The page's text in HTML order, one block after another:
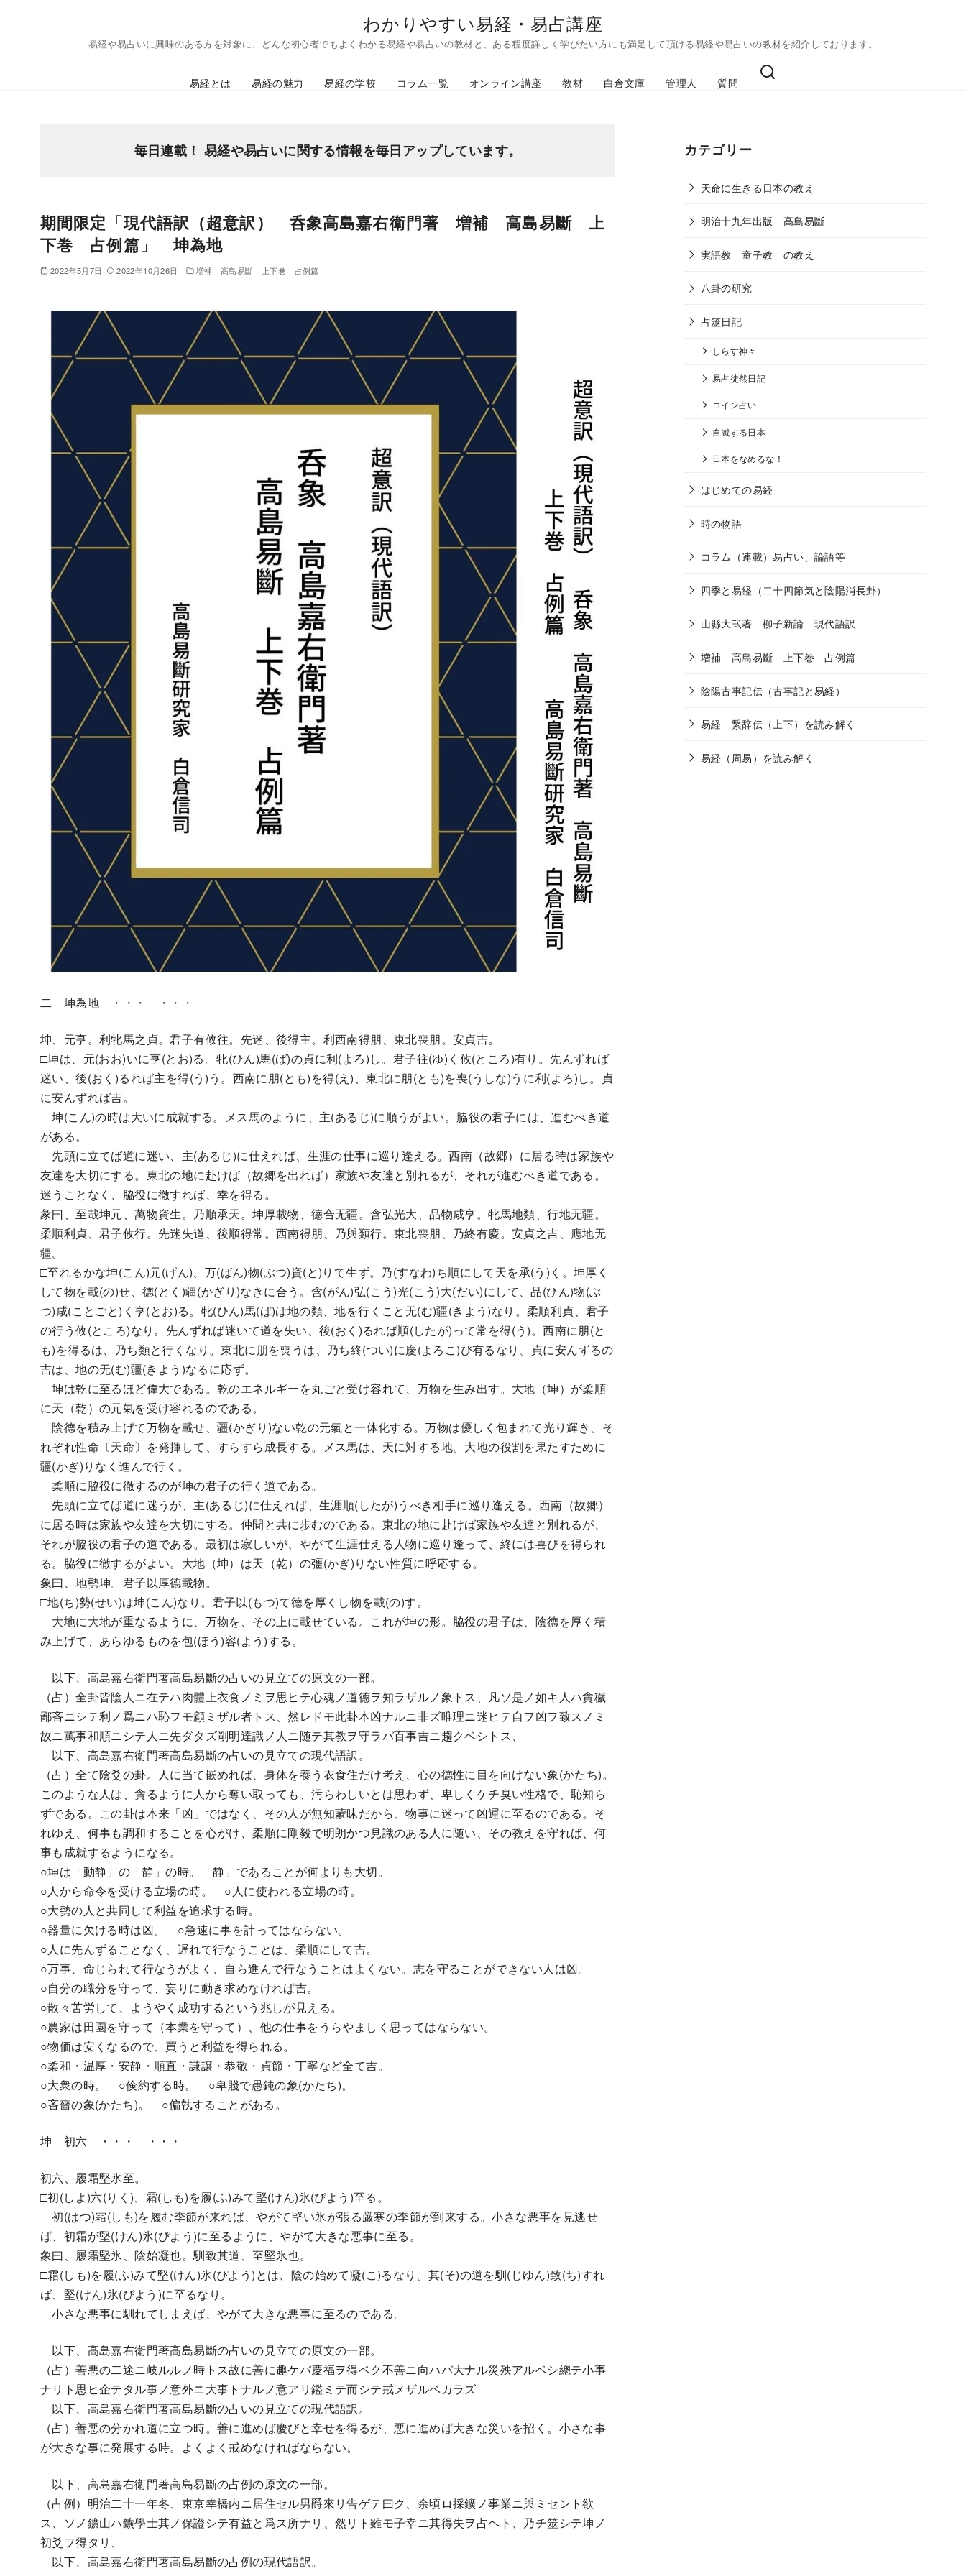
わかりやすい易経・易占講座
易経や易占いに興味のある方を対象に、どんな初心者でもよくわかる易経や易占いの教材と、ある程度詳しく学びたい方にも満足して頂ける易経や易占いの教材を紹介しております。
易経とは 易経の魅力 易経の学校 コラム一覧 オンライン講座 教材 白倉文庫 管理人 質問
毎日連載！ 易経や易占いに関する情報を毎日アップしています。
期間限定「現代語訳（超意訳） 呑象高島嘉右衛門著 増補 高島易斷 上
下巻 占例篇」 坤為地
2022年5月7日 2022年10月26日 増補 高島易斷 上下巻 占例篇
二 坤為地 ・・・ ・・・
坤、元亨。利牝馬之貞。君子有攸往。先迷、後得主。利西南得朋、東北喪朋。安貞吉。
□坤は、元(おお)いに亨(とお)る。牝(ひん)馬(ば)の貞に利(よろ)し。君子往(ゆ)く攸(ところ)有り。先んずれば
迷い、後(おく)るれば主を得(う)う。西南に朋(とも)を得(え)、東北に朋(とも)を喪(うしな)うに利(よろ)し。貞
に安んずれば吉。
坤(こん)の時は大いに成就する。メス馬のように、主(あるじ)に順うがよい。脇役の君子には、進むべき道
がある。
先頭に立てば道に迷い、主(あるじ)に仕えれば、生涯の仕事に巡り逢える。西南（故郷）に居る時は家族や
友達を大切にする。東北の地に赴けば（故郷を出れば）家族や友達と別れるが、それが進むべき道である。
迷うことなく、脇役に徹すれば、幸を得る。
彖曰、至哉坤元、萬物資生。乃順承天。坤厚載物、德合无疆。含弘光大、品物咸亨。牝馬地類、行地无疆。
柔順利貞、君子攸行。先迷失道、後順得常。西南得朋、乃與類行。東北喪朋、乃終有慶。安貞之吉、應地无
疆。
□至れるかな坤(こん)元(げん)、万(ばん)物(ぶつ)資(と)りて生ず。乃(すなわ)ち順にして天を承(う)く。坤厚く
して物を載(の)せ、德(とく)疆(かぎり)なきに合う。含(がん)弘(こう)光(こう)大(だい)にして、品(ひん)物(ぶ
つ)咸(ことごと)く亨(とお)る。牝(ひん)馬(ば)は地の類、地を行くこと无(む)疆(きよう)なり。柔順利貞、君子
の行う攸(ところ)なり。先んずれば迷いて道を失い、後(おく)るれば順(したが)って常を得(う)。西南に朋(と
も)を得るは、乃ち類と行くなり。東北に朋を喪うは、乃ち終(つい)に慶(よろこ)び有るなり。貞に安んずるの
吉は、地の无(む)疆(きよう)なるに応ず。
坤は乾に至るほど偉大である。乾のエネルギーを丸ごと受け容れて、万物を生み出す。大地（坤）が柔順
に天（乾）の元氣を受け容れるのである。
陰德を積み上げて万物を載せ、疆(かぎり)ない乾の元氣と一体化する。万物は優しく包まれて光り輝き、そ
れぞれ性命〔天命〕を発揮して、すらすら成長する。メス馬は、天に対する地。大地の役割を果たすために
疆(かぎ)りなく進んで行く。
柔順に脇役に徹するのが坤の君子の行く道である。
先頭に立てば道に迷うが、主(あるじ)に仕えれば、生涯順(したが)うべき相手に巡り逢える。西南（故郷）
に居る時は家族や友達を大切にする。仲間と共に歩むのである。東北の地に赴けば家族や友達と別れるが、
それが脇役の君子の道である。最初は寂しいが、やがて生涯仕える人物に巡り逢って、終には喜びを得られ
る。脇役に徹するがよい。大地（坤）は天（乾）の彊(かぎ)りない性質に呼応する。
象曰、地勢坤。君子以厚德載物。
□地(ち)勢(せい)は坤(こん)なり。君子以(もつ)て德を厚くし物を載(の)す。
大地に大地が重なるように、万物を、その上に載せている。これが坤の形。脇役の君子は、陰德を厚く積
み上げて、あらゆるものを包(ほう)容(よう)する。
以下、高島嘉右衛門著高島易斷の占いの見立ての原文の一部。
（占）全卦皆陰人ニ在テハ肉體上衣食ノミヲ思ヒテ心魂ノ道德ヲ知ラザルノ象トス、凡ソ是ノ如キ人ハ貪穢
鄙吝ニシテ利ノ爲ニハ恥ヲモ顧ミザル者トス、然レドモ此卦本凶ナルニ非ズ唯理ニ迷ヒテ自ヲ凶ヲ致スノミ
故ニ萬事和順ニシテ人ニ先ダタズ剛明達識ノ人ニ随テ其教ヲ守ラバ百事吉ニ趨クベシトス、
以下、高島嘉右衛門著高島易斷の占いの見立ての現代語訳。
（占）全て陰爻の卦。人に当て嵌めれば、身体を養う衣食住だけ考え、心の德性に目を向けない象(かたち)。
このような人は、貪るように人から奪い取っても、汚らわしいとは思わず、卑しくケチ臭い性格で、恥知ら
ずである。この卦は本来「凶」ではなく、その人が無知蒙昧だから、物事に迷って凶運に至るのである。そ
れゆえ、何事も調和することを心がけ、柔順に剛毅で明朗かつ見識のある人に随い、その教えを守れば、何
事も成就するようになる。
○坤は「動静」の「静」の時。「静」であることが何よりも大切。
○人から命令を受ける立場の時。 ○人に使われる立場の時。
○大勢の人と共同して利益を追求する時。
○器量に欠ける時は凶。 ○急速に事を計ってはならない。
○人に先んずることなく、遅れて行なうことは、柔順にして吉。
○万事、命じられて行なうがよく、自ら進んで行なうことはよくない。志を守ることができない人は凶。
○自分の職分を守って、妄りに動き求めなければ吉。
○散々苦労して、ようやく成功するという兆しが見える。
○農家は田園を守って（本業を守って）、他の仕事をうらやましく思ってはならない。
○物価は安くなるので、買うと利益を得られる。
○柔和・温厚・安静・順直・謙譲・恭敬・貞節・丁寧など全て吉。
○大衆の時。 ○倹約する時。 ○卑賤で愚鈍の象(かたち)。
○吝嗇の象(かたち)。 ○偏執することがある。
坤 初六 ・・・ ・・・
初六、履霜堅氷至。
□初(しよ)六(りく)、霜(しも)を履(ふ)みて堅(けん)氷(ぴよう)至る。
初(はつ)霜(しも)を履む季節が来れば、やがて堅い氷が張る厳寒の季節が到来する。小さな悪事を見逃せ
ば、初霜が堅(けん)氷(ぴよう)に至るように、やがて大きな悪事に至る。
象曰、履霜堅氷、陰始凝也。馴致其道、至堅氷也。
□霜(しも)を履(ふ)みて堅(けん)氷(ぴよう)とは、陰の始めて凝(こ)るなり。其(そ)の道を馴(じゆん)致(ち)すれ
ば、堅(けん)氷(ぴよう)に至るなり。
小さな悪事に馴れてしまえば、やがて大きな悪事に至るのである。
以下、高島嘉右衛門著高島易斷の占いの見立ての原文の一部。
（占）善悪の二途ニ岐ルルノ時トス故に善に趣ケバ慶福ヲ得ベク不善ニ向ハバ大ナル災殃アルベシ總テ小事
ナリト思ヒ企テタル事ノ意外ニ大事トナルノ意アリ鑑ミテ而シテ戒メザルベカラズ
以下、高島嘉右衛門著高島易斷の占いの見立ての現代語訳。
（占）善悪の分かれ道に立つ時。善に進めば慶びと幸せを得るが、悪に進めば大きな災いを招く。小さな事
が大きな事に発展する時。よくよく戒めなければならない。
以下、高島嘉右衛門著高島易斷の占例の原文の一部。
（占例）明治二十一年冬、東京幸橋内ニ居住セル男爵來リ告ゲテ曰ク、余頃ロ採鑛ノ事業ニ與ミセント欲
ス、ソノ鑛山ハ鑛學士其ノ保證シテ有益と爲ス所ナリ、然リト雖モ子幸ニ其得失ヲ占ヘト、乃チ筮シテ坤ノ
初爻ヲ得タリ、
以下、高島嘉右衛門著高島易斷の占例の現代語訳。
カテゴリー
天命に生きる日本の教え
明治十九年出版 高島易斷
実語教 童子教 の教え
八卦の研究
占筮日記
しらす神々
易占徒然日記
コイン占い
自滅する日本
日本をなめるな！
はじめての易経
時の物語
コラム（連載）易占い、論語等
四季と易経（二十四節気と陰陽消長卦）
山縣大弐著 柳子新論 現代語訳
増補 高島易斷 上下巻 占例篇
陰陽古事記伝（古事記と易経）
易経 繋辞伝（上下）を読み解く
易経（周易）を読み解く